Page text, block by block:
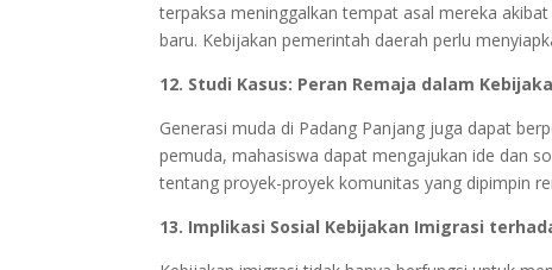
terpaksa meninggalkan tempat asal mereka
baru. Kebijakan pemerintah daerah perlu
12. Studi Kasus: Peran Remaja dalam
Generasi muda di Padang Panjang juga dapat
pemuda, mahasiswa dapat mengajukan ide dan
tentang proyek-proyek komunitas yang dipimpin
13. Implikasi Sosial Kebijakan Imigrasi